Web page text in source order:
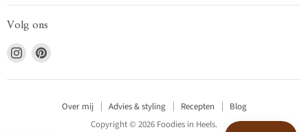
Volg ons
Vind
ons
op
Vind
op
Over mij Advies & styling Recepten
Blog
Copyright © 2026 Foodies in Heels.